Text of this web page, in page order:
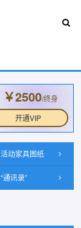
￥2500/终身
开通VIP
活动家具图纸
“通讯录”